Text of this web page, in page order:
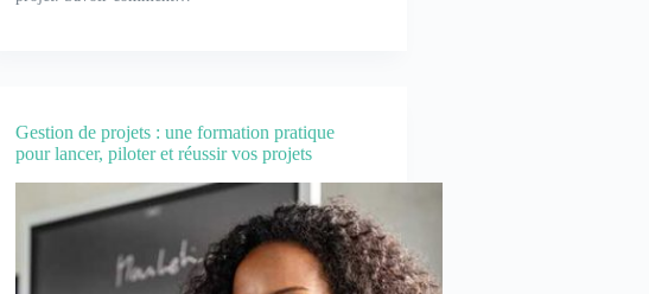
Gestion de projets : une formation pratique
pour lancer, piloter et réussir vos projets